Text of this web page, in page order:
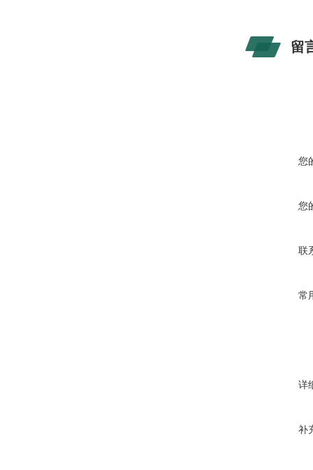
留
您
您
联
常
详
补